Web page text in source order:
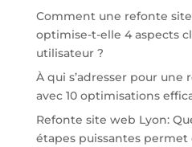
Comment une refonte
optimise-t-elle 4 aspects
utilisateur ?
À qui s’adresser pour
avec 10 optimisations
Refonte site web Lyon:
étapes puissantes